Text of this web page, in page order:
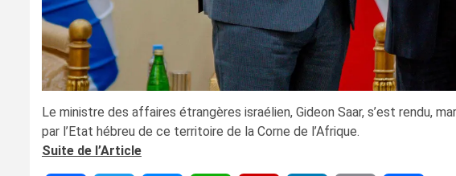
Le ministre des affaires étrangères israélien, Gideon Saar, s’est rendu,
par l’Etat hébreu de ce territoire de la Corne de l’Afrique.
Suite de l’Article